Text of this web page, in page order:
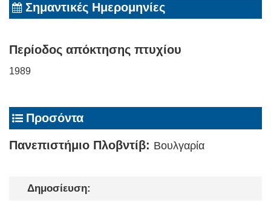
Σημαντικές Ημερομηνίες
Περίοδος απόκτησης πτυχίου
1989
Προσόντα
Πανεπιστήμιο Πλοβντίβ: Βουλγαρία
Δημοσίευση: